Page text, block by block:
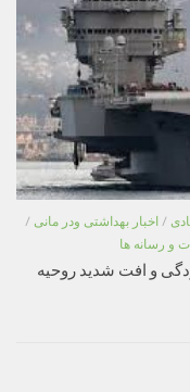
/ اخبار بهداشتی ودر مانی /
و رسانه ها
و افت شدید روحیه